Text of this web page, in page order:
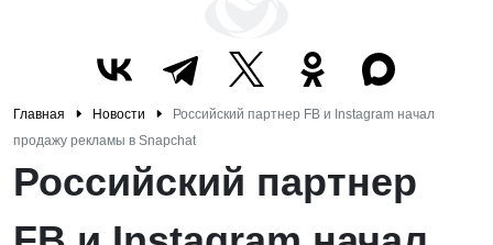
Главная Новости
Российский партнер FB и Instagram начал
продажу рекламы в Snapchat
Российский партнер